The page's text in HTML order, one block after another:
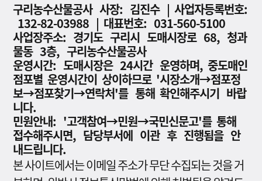
구리농수산물공사 사장: 김진수 | 사업자등록번호:
132-82-03988 | 대표번호: 031-560-5100
사업장주소: 경기도 구리시 도매시장로 68, 청과
물동 3층, 구리농수산물공사
운영시간: 도매시장은 24시간 운영하며, 중도매인
점포별 운영시간이 상이하므로 '시장소개→점포정
보→점포찾기→연락처'를 통해 확인해주시기 바랍
니다.
민원안내: '고객참여→민원→국민신문고'를 통해
접수해주시면, 담당부서에 이관 후 진행됨을 안
내드립니다.
본 사이트에서는 이메일 주소가 무단 수집되는 것을 거